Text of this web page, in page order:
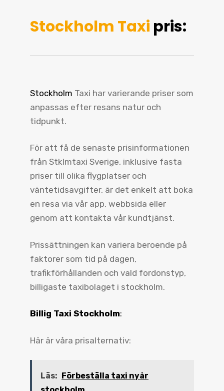
Stockholm Taxi pris:
Stockholm Taxi har varierande priser som
anpassas efter resans natur och
tidpunkt.
För att få de senaste prisinformationen
från Stklmtaxi Sverige, inklusive fasta
priser till olika flygplatser och
väntetidsavgifter, är det enkelt att boka
en resa via vår app, webbsida eller
genom att kontakta vår kundtjänst.
Prissättningen kan variera beroende på
faktorer som tid på dagen,
trafikförhållanden och vald fordonstyp,
billigaste taxibolaget i stockholm.
Billig Taxi Stockholm:
Här är våra prisalternativ:
Läs: Förbeställa taxi nyår